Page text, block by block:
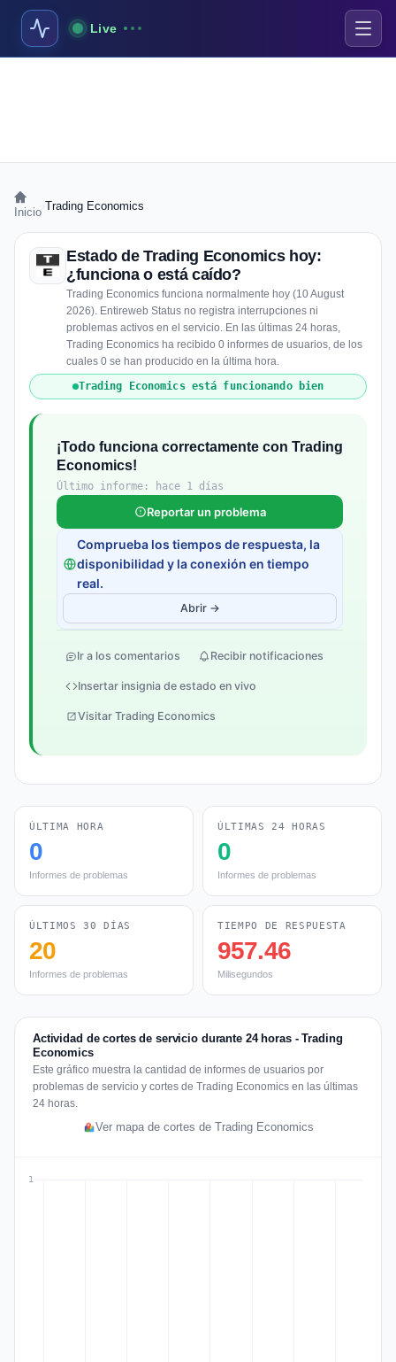
Live
Inicio Trading Economics
Estado de Trading Economics hoy:
¿funciona o está caído?
Trading Economics funciona normalmente hoy (10 August
2026). Entireweb Status no registra interrupciones ni
problemas activos en el servicio. En las últimas 24 horas,
Trading Economics ha recibido 0 informes de usuarios, de los
cuales 0 se han producido en la última hora.
Trading Economics está funcionando bien
¡Todo funciona correctamente con Trading
Economics!
Último informe: hace 1 días
Reportar un problema
Comprueba los tiempos de respuesta, la
disponibilidad y la conexión en tiempo
real.
Abrir →
Ir a los comentarios Recibir notificaciones
Insertar insignia de estado en vivo
Visitar Trading Economics
ÚLTIMA HORA
0
Informes de problemas
ÚLTIMAS 24 HORAS
0
Informes de problemas
ÚLTIMOS 30 DÍAS
20
Informes de problemas
TIEMPO DE RESPUESTA
957.46
Milisegundos
Actividad de cortes de servicio durante 24 horas - Trading
Economics
Este gráfico muestra la cantidad de informes de usuarios por
problemas de servicio y cortes de Trading Economics en las últimas
24 horas.
Ver mapa de cortes de Trading Economics